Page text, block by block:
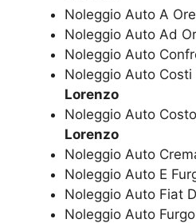
Noleggio Auto A Ore
Noleggio Auto Ad
Noleggio Auto
Noleggio Auto Costi
Lorenzo
Noleggio Auto
Lorenzo
Noleggio Auto
Noleggio Auto E
Noleggio Auto Fiat
Noleggio Auto